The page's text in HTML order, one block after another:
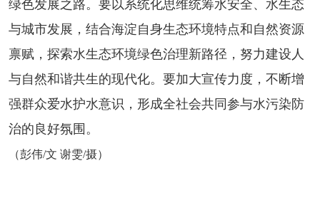
绿色发展之路。要以系统化思维统筹水安全、水生态
与城市发展，结合海淀自身生态环境特点和自然资源
禀赋，探索水生态环境绿色治理新路径，努力建设人
与自然和谐共生的现代化。要加大宣传力度，不断增
强群众爱水护水意识，形成全社会共同参与水污染防
治的良好氛围。
（彭伟/文 谢雯/摄）